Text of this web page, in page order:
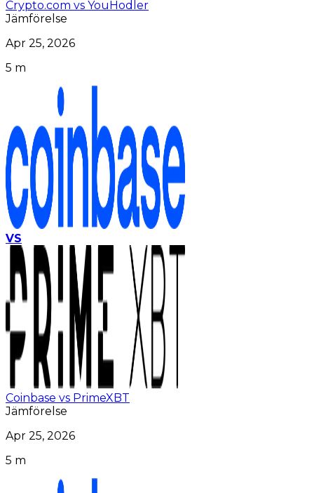
Crypto.com vs YouHodler
Jämförelse
Apr 25, 2026
5 m
VS
Coinbase vs PrimeXBT
Jämförelse
Apr 25, 2026
5 m